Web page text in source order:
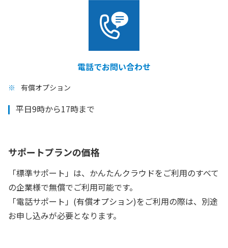
電話でお問い合わせ
有償オプション
平日9時から17時まで
サポートプランの価格
「標準サポート」は、かんたんクラウドをご利用のすべて
の企業様で無償でご利用可能です。
「電話サポート」(有償オプション)をご利用の際は、別途
お申し込みが必要となります。